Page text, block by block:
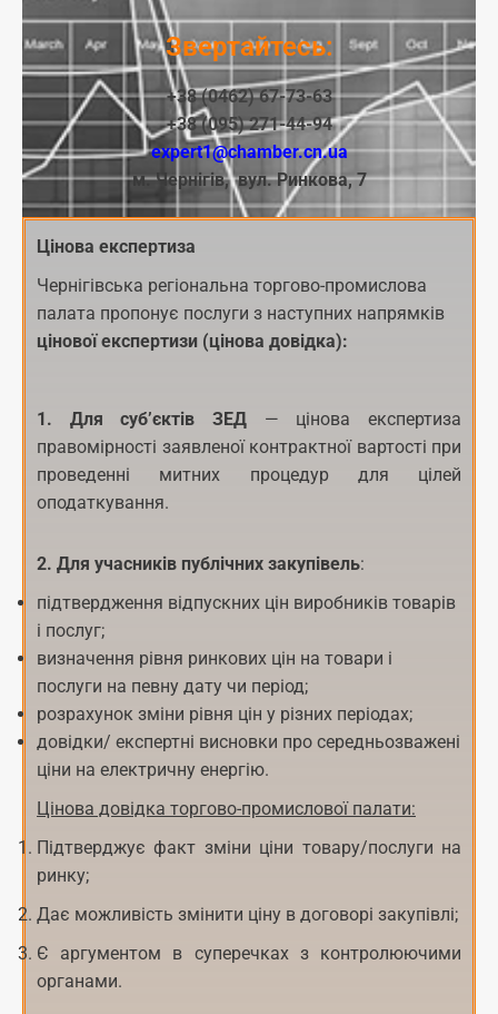
Звертайтесь:
+38 (0462) 67-73-63
+38 (095) 271-44-94
expert1@chamber.cn.ua
м. Чернігів, вул. Ринкова, 7
Цінова експертиза
Чернігівська регіональна торгово-промислова
палата пропонує послуги з наступних напрямків
цінової експертизи (цінова довідка):
1. Для суб’єктів ЗЕД — цінова експертиза
правомірності заявленої контрактної вартості при
проведенні митних процедур для цілей
оподаткування.
2. Для учасників публічних закупівель:
підтвердження відпускних цін виробників товарів
і послуг;
визначення рівня ринкових цін на товари і
послуги на певну дату чи період;
розрахунок зміни рівня цін у різних періодах;
довідки/ експертні висновки про середньозважені
ціни на електричну енергію.
Цінова довідка торгово-промислової палати:
Підтверджує факт зміни ціни товару/послуги на
ринку;
Дає можливість змінити ціну в договорі закупівлі;
Є аргументом в суперечках з контролюючими
органами.